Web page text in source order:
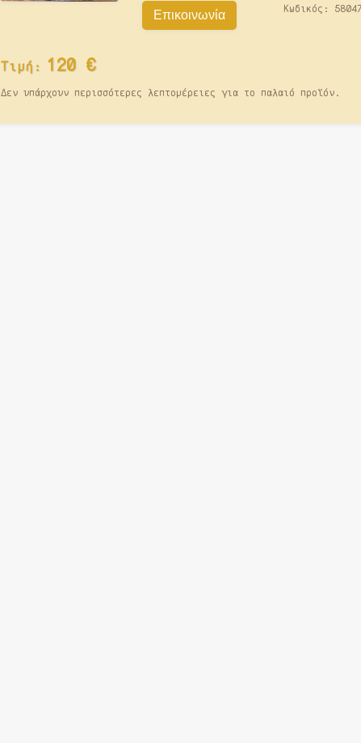
Κωδικός:
Επικοινωνία
Τιμή: 120€
Δεν υπάρχουν περισσότερες λεπτομέρειες για το παλαιό προϊόν.